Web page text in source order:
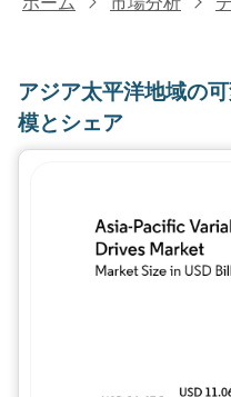
アジア太平洋地域の
模とシェア